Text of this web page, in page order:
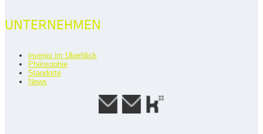
UNTERNEHMEN
invenio im Überblick
Philosophie
Standorte
News